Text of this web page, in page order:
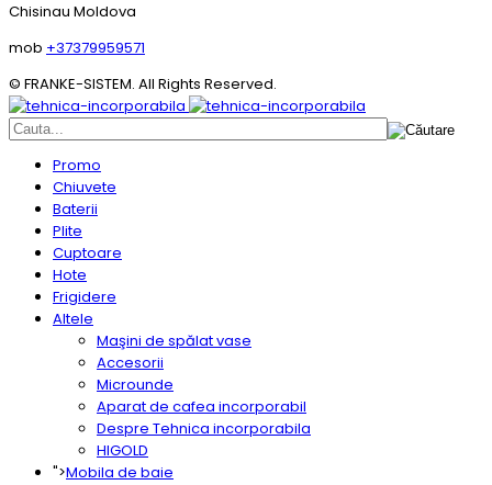
Chisinau Moldova
mob +37379959571
© FRANKE-SISTEM. All Rights Reserved.
Promo
Chiuvete
Baterii
Plite
Cuptoare
Hote
Frigidere
Altele
Maşini de spălat vase
Accesorii
Microunde
Aparat de cafea incorporabil
Despre Tehnica incorporabila
HIGOLD
">Mobila de baie